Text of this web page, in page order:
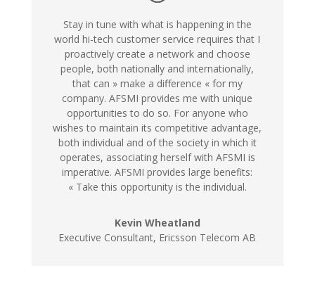
Stay in tune with what is happening in the
world hi-tech customer service requires that I
proactively create a network and choose
people, both nationally and internationally,
that can » make a difference « for my
company. AFSMI provides me with unique
opportunities to do so. For anyone who
wishes to maintain its competitive advantage,
both individual and of the society in which it
operates, associating herself with AFSMI is
imperative. AFSMI provides large benefits:
« Take this opportunity is the individual.
Kevin Wheatland
Executive Consultant, Ericsson Telecom AB